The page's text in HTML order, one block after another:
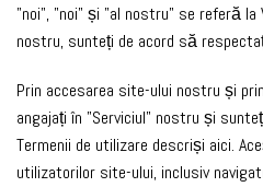
"noi", "noi" și "al nostru" se referă la
nostru, sunteți de acord să
Prin accesarea site-ului nostru și
angajați în "Serviciul" nostru și
Termenii de utilizare descriși aici.
utilizatorilor site-ului, inclusiv